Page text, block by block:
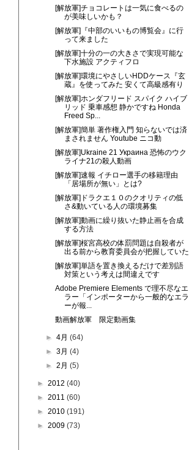
[解放軍]チョコレートは一気に食べるの
が美味しいかも？
[解放軍]『中部のいいもの博覧会』に行
って来ました
[解放軍]十分の一の大きさで実現可能な
下水施設 アクティフロ
[解放軍]環境にやさしいHDDケース『玄
蔵』を使ってみた 安くて高級感有り
[解放軍]ホンダフリード スパイク ハイブ
リッド 乗車感想 静かですね Honda
Freed Sp...
[解放軍]簡単 著作権入門 知らないでは済
まされません Youtube ニコ動
[解放軍]Ukraine 21 Украина 恐怖のウク
ライナ21の殺人動画
[解放軍]速報 イチロー選手の移籍理由
「居場所が無い」とは?
[解放軍]ドラクエ１０のクオリティの低
さ&動いている人の環境募集
[解放軍]動画に繰り抜いた静止画を合成
する方法
[解放軍]桜宮高校の体罰問題は自殺者が
出る前から教育委員会が把握していた
[解放軍]単語を置き換えるだけで差別語
対策という考えは間違えです
Adobe Premiere Elements で理不尽なエ
ラー「インポーターから一般的なエラ
ーが報...
動画解放軍 限定動画集
►4月(64)
►3月(4)
►2月(5)
► 2012 (40)
► 2011 (60)
► 2010 (191)
► 2009 (73)